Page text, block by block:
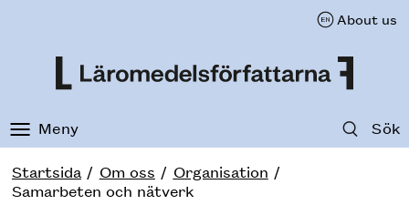
About us
Meny Sök
Startsida Om oss
Organisation
Samarbeten och nätverk